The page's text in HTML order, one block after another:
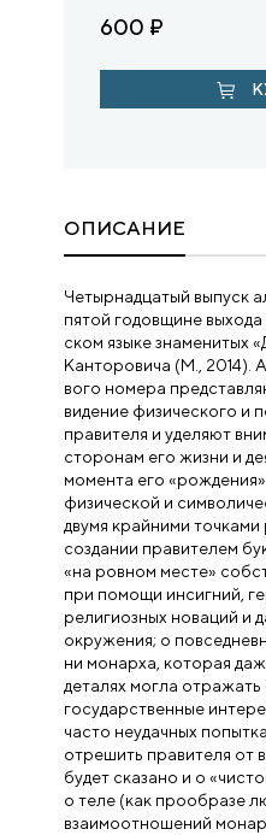
600 ₽
ОПИСАНИЕ
Четырнадцатый выпуск
пятой годовщине
ском языке знаменитых
Канторовича (М., 2014).
вого номера
видение физического и
правителя и уделяют
сторонам его жизни и
момента его
физической и
двумя крайними
создании правителем
«на ровном месте»
при помощи инсигний,
религиозных новаций и
окружения; о
ни монарха, которая
деталях могла отражать
государственные
часто неудачных
отрешить правителя от
будет сказано и о
о теле (как прообразе
взаимоотношений